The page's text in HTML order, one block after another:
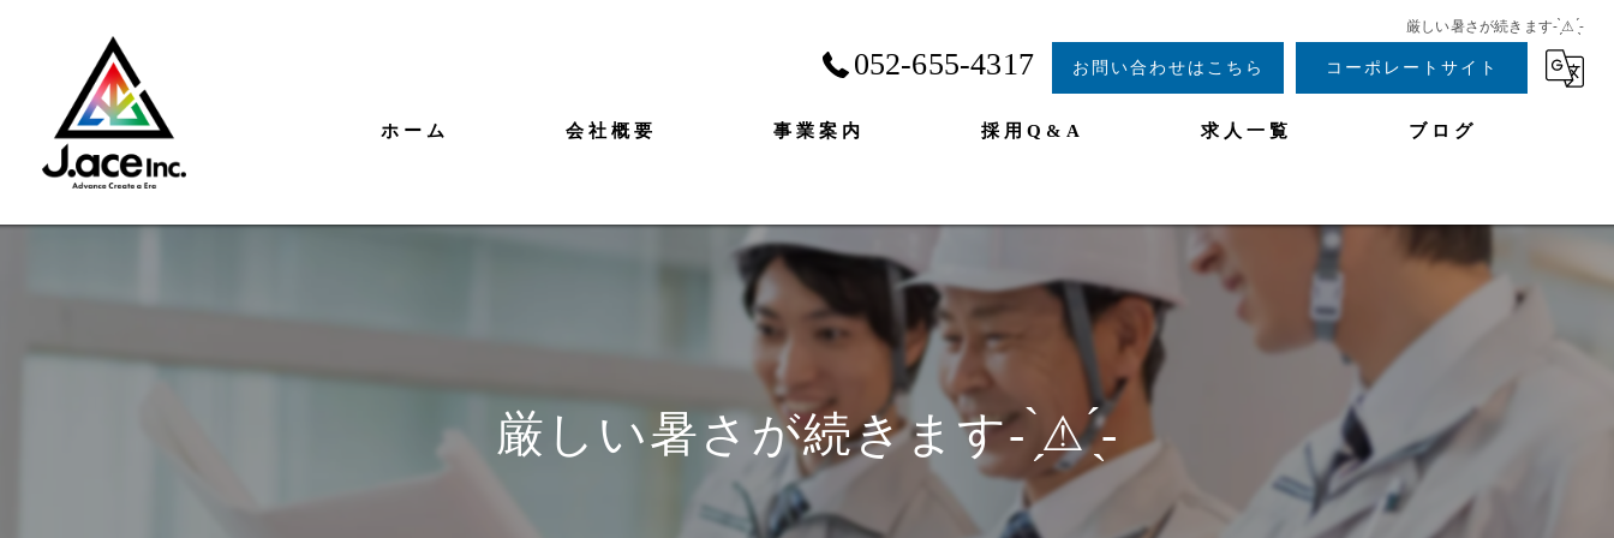
厳しい暑さが続きます- ̗̀⚠︎ ̖́-
052-655-4317 お問い合わせはこちら コーポレートサイト
ホーム 会社概要 事業案内 採用Q&A 求人一覧 ブログ
厳しい暑さが続きます- ̗̀⚠︎ ̖́-